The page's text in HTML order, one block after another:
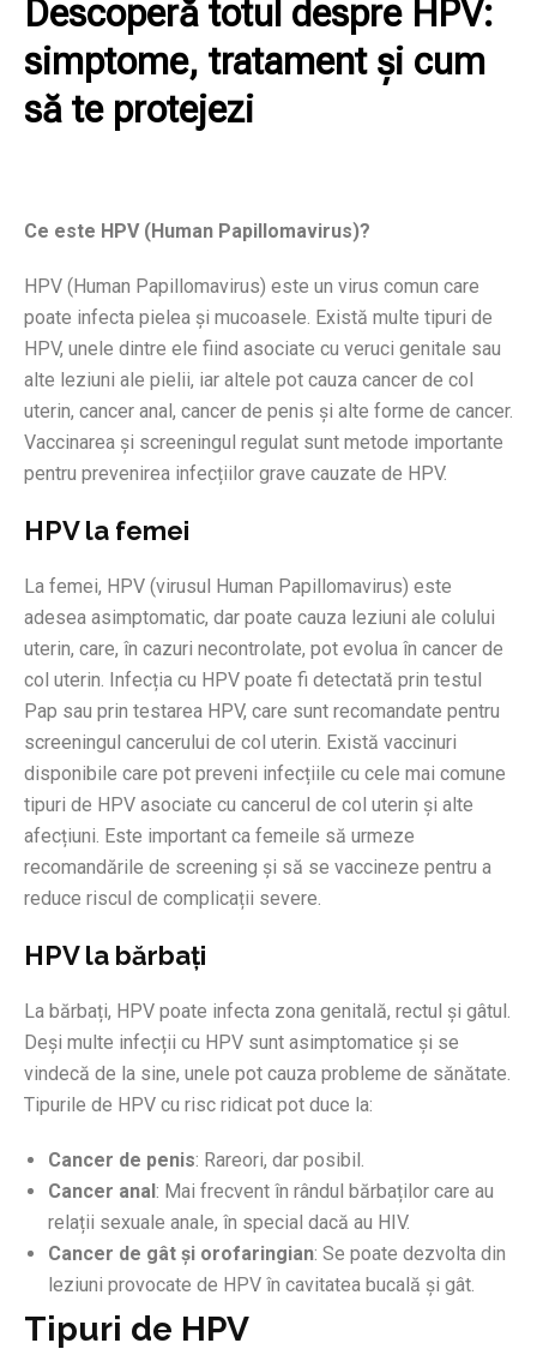
Descoperă totul despre HPV:
simptome, tratament și cum
să te protejezi
Ce este HPV (Human Papillomavirus)?
HPV (Human Papillomavirus) este un virus comun care
poate infecta pielea și mucoasele. Există multe tipuri de
HPV, unele dintre ele fiind asociate cu veruci genitale sau
alte leziuni ale pielii, iar altele pot cauza cancer de col
uterin, cancer anal, cancer de penis și alte forme de cancer.
Vaccinarea și screeningul regulat sunt metode importante
pentru prevenirea infecțiilor grave cauzate de HPV.
HPV la femei
La femei, HPV (virusul Human Papillomavirus) este
adesea asimptomatic, dar poate cauza leziuni ale colului
uterin, care, în cazuri necontrolate, pot evolua în cancer de
col uterin. Infecția cu HPV poate fi detectată prin testul
Pap sau prin testarea HPV, care sunt recomandate pentru
screeningul cancerului de col uterin. Există vaccinuri
disponibile care pot preveni infecțiile cu cele mai comune
tipuri de HPV asociate cu cancerul de col uterin și alte
afecțiuni. Este important ca femeile să urmeze
recomandările de screening și să se vaccineze pentru a
reduce riscul de complicații severe.
HPV la bărbați
La bărbați, HPV poate infecta zona genitală, rectul și gâtul.
Deși multe infecții cu HPV sunt asimptomatice și se
vindecă de la sine, unele pot cauza probleme de sănătate.
Tipurile de HPV cu risc ridicat pot duce la:
Cancer de penis: Rareori, dar posibil.
Cancer anal : Mai frecvent în rândul bărbaților care au
relații sexuale anale, în special dacă au HIV.
Cancer de gât și orofaringian: Se poate dezvolta din
leziuni provocate de HPV în cavitatea bucală și gât.
Tipuri de HPV